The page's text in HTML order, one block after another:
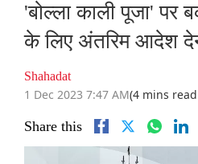
'बोल्ला काली पूजा' पर
के लिए अंतरिम आदेश
Shahadat
1 Dec 2023 7:47 AM(4 mins
Share this